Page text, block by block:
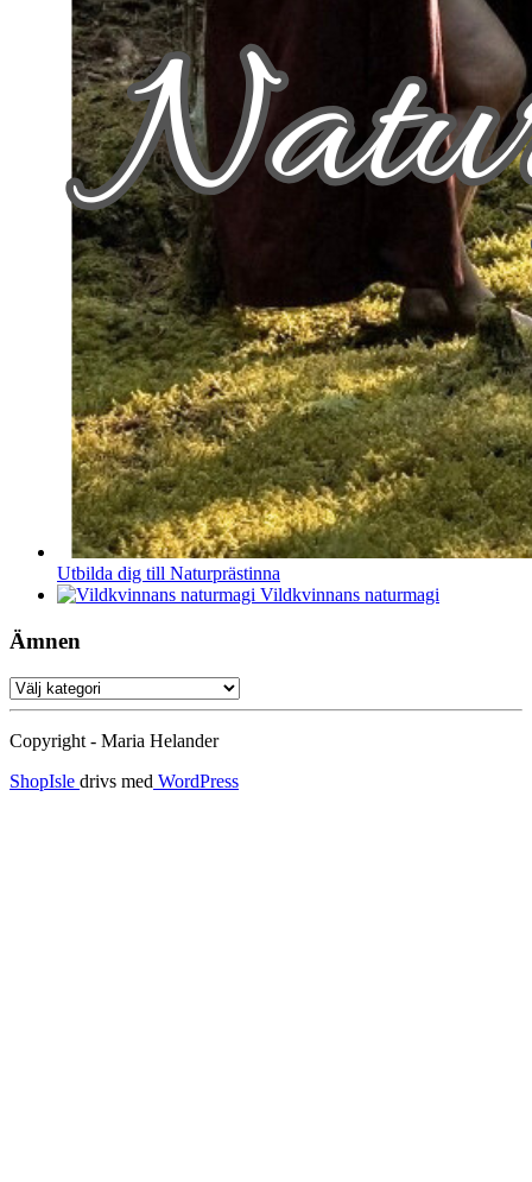
Utbilda dig till Naturprästinna
Vildkvinnans naturmagi
Ämnen
Ämnen
Copyright - Maria Helander
ShopIsle drivs med WordPress